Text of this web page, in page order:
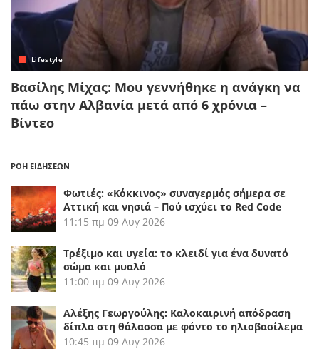
Lifestyle
Βασίλης Μίχας: Μου γεννήθηκε η ανάγκη να
πάω στην Αλβανία μετά από 6 χρόνια –
Βίντεο
ΡΟΗ ΕΙΔΗΣΕΩΝ
Φωτιές: «Κόκκινος» συναγερμός σήμερα σε
Αττική και νησιά – Πού ισχύει το Red Code
11:15 πμ 09 Αυγ 2026
Τρέξιμο και υγεία: το κλειδί για ένα δυνατό
σώμα και μυαλό
11:00 πμ 09 Αυγ 2026
Αλέξης Γεωργούλης: Καλοκαιρινή απόδραση
δίπλα στη θάλασσα με φόντο το ηλιοβασίλεμα
10:45 πμ 09 Αυγ 2026